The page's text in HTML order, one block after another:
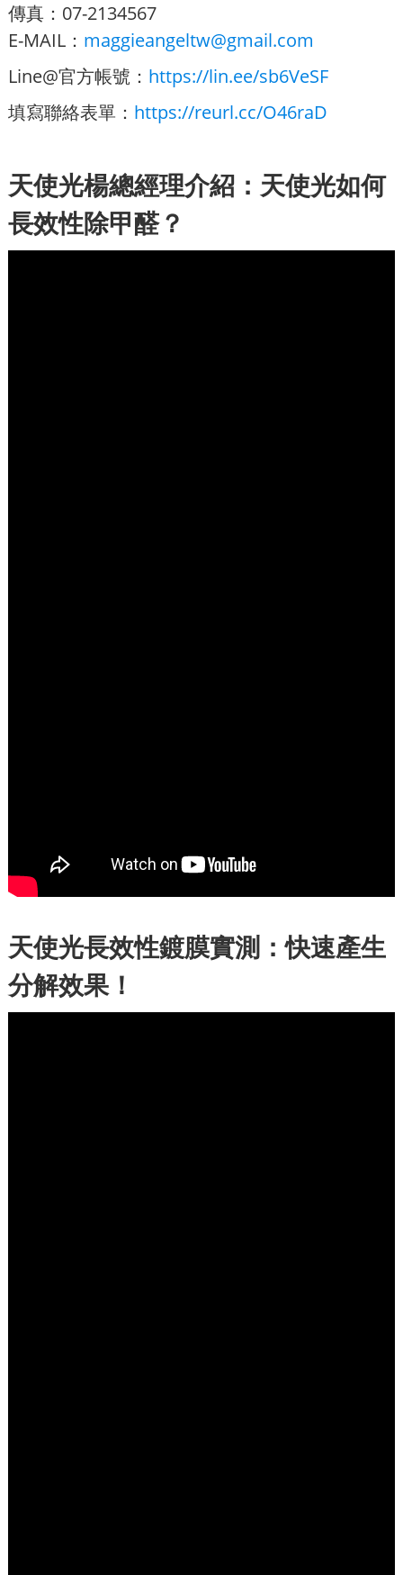
傳真：07-2134567
E-MAIL： maggieangeltw@gmail.com
Line@官方帳號： https://lin.ee/sb6VeSF
填寫聯絡表單： https://reurl.cc/O46raD
天使光楊總經理介紹：天使光如何
長效性除甲醛？
天使光長效性鍍膜實測：快速產生
分解效果！